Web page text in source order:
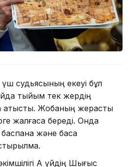
үш судьясының екеуі бұл
тыйым тек жердің
қатысты. Жобаның жерасты
жалғаса береді. Онда
және басқа
Ақ үйдің Шығыс